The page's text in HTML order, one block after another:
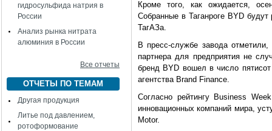
гидросульфида натрия в
России
Анализ рынка нитрата
алюминия в России
Все отчеты
ОТЧЕТЫ ПО ТЕМАМ
Другая продукция
Литье под давлением,
ротоформование
Кроме того, как ожидается,
Собранные в Таганроге BYD
ТагАЗа.
В пресс-службе завода
партнера для предприятия не
бренд BYD вошел в число
агентства Brand Finance.
Согласно рейтингу Business
инновационных компаний мира,
Motor.